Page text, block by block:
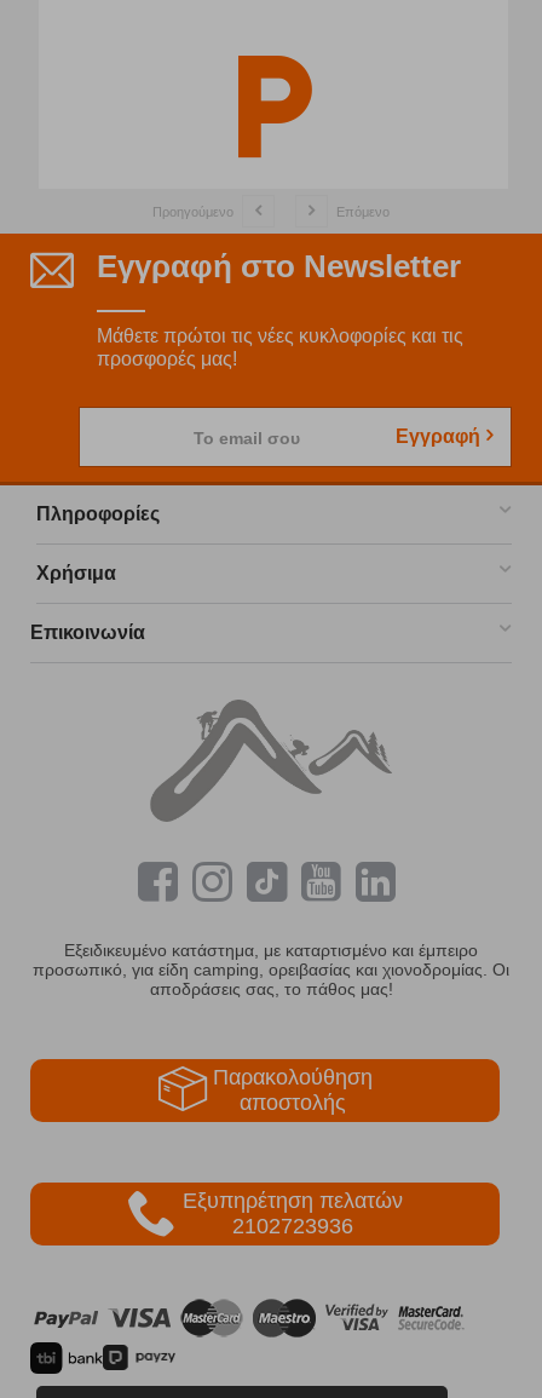
Προηγούμενο Επόμενο
Εγγραφή στο Newsletter
Μάθετε πρώτοι τις νέες κυκλοφορίες και τις
προσφορές μας!
Το email σου Εγγραφή
Πληροφορίες
Χρήσιμα
Επικοινωνία
Εξειδικευμένο κατάστημα, με καταρτισμένο και έμπειρο
προσωπικό, για είδη camping, ορειβασίας και χιονοδρομίας. Οι
αποδράσεις σας, το πάθος μας!
Παρακολούθηση
αποστολής
Εξυπηρέτηση πελατών
2102723936